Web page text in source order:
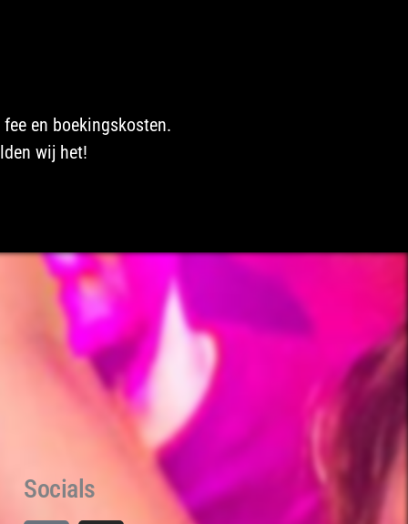
en boekingskosten.
wij het!
Socials